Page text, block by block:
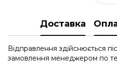
Доставка
Відправлення здійснюється
замовлення менеджером по